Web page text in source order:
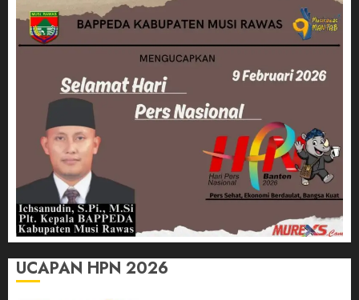
UCAPAN HPN 2026